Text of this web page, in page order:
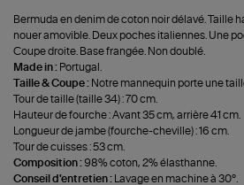
Bermuda en denim de coton noir délavé. Taille
nouer amovible. Deux poches italiennes. Une
Coupe droite. Base frangée. Non doublé.
Made in : Portugal.
Taille & Coupe : Notre mannequin porte une
Tour de taille (taille 34) : 70 cm.
Hauteur de fourche : Avant 35 cm, arrière 41 cm.
Longueur de jambe (fourche-cheville) : 16 cm.
Tour de cuisses : 53 cm.
Composition : 98% coton, 2% élasthanne.
Conseil d'entretien :
Lavage en machine à 30°.